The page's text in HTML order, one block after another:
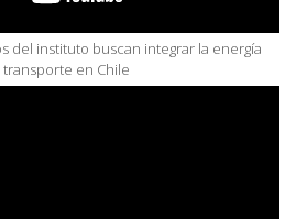
del instituto buscan integrar la energía
en Chile